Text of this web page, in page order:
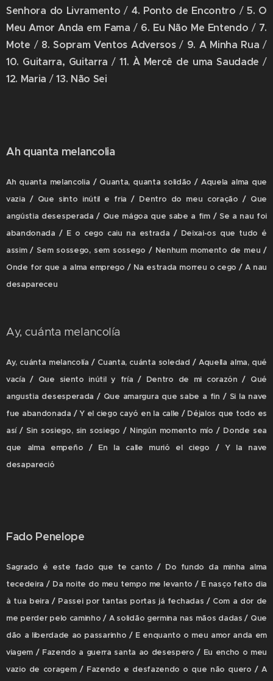
Senhora do Livramento / 4. Ponto de Encontro /5. O
Meu Amor Anda em Fama / 6. Eu Não Me Entendo / 7.
Mote / 8. Sopram Ventos Adversos/ 9. A Minha Rua /
10. Guitarra, Guitarra /11. À Mercê de uma Saudade /
12. Maria /13. Não Sei
Ah quanta melancolia
Ah quanta melancolia / Quanta, quanta solidão / Aquela alma que
vazia / Que sinto inútil e fria / Dentro do meu coração / Que
angústia desesperada / Que mágoa que sabe a fim / Se a nau foi
abandonada / E o cego caiu na estrada / Deixai-os que tudo é
assim / Sem sossego, sem sossego / Nenhum momento de meu /
Onde for que a alma emprego / Na estrada morreu o cego / A nau
desapareceu
Ay, cuánta melancolía
Ay, cuánta melancolía / Cuanta, cuánta soledad / Aquella alma, qué
vacía / Que siento inútil y fría / Dentro de mi corazón / Qué
angustia desesperada / Que amargura que sabe a fin / Si la nave
fue abandonada / Y el ciego cayó en la calle / Déjalos que todo es
así / Sin sosiego, sin sosiego / Ningún momento mío / Donde sea
que alma empeño / En la calle murió el ciego / Y la nave
desapareció
Fado Penelope
Sagrado é este fado que te canto / Do fundo da minha alma
tecedeira / Da noite do meu tempo me levanto / E nasço feito dia
à tua beira / Passei por tantas portas já fechadas / Com a dor de
me perder pelo caminho / A solidão germina nas mãos dadas / Que
dão a liberdade ao passarinho / E enquanto o meu amor anda em
viagem / Fazendo a guerra santa ao desespero / Eu encho o meu
vazio de coragem / Fazendo e desfazendo o que não quero / A